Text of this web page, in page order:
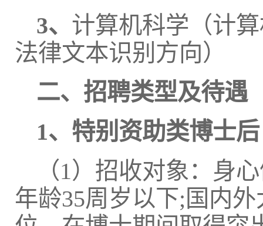
3、 计算机科学（计
法律文本识别方向）
二、招聘类型及待遇
1、特别资助类博士后
（1）招收对象：身
年龄35周岁以下;国内